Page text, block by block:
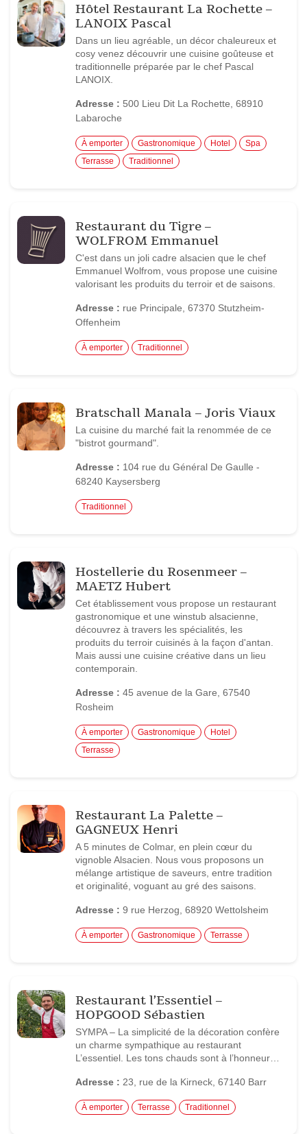
Hôtel Restaurant La Rochette –
LANOIX Pascal
Dans un lieu agréable, un décor chaleureux et
cosy venez découvrir une cuisine goûteuse et
traditionnelle préparée par le chef Pascal
LANOIX.
Adresse : 500 Lieu Dit La Rochette, 68910
Labaroche
À emporter Gastronomique Hotel
Spa
Terrasse
Traditionnel
Restaurant du Tigre –
WOLFROM Emmanuel
C'est dans un joli cadre alsacien que le chef
Emmanuel Wolfrom, vous propose une cuisine
valorisant les produits du terroir et de saisons.
Adresse : rue Principale, 67370 Stutzheim-
Offenheim
À emporter Traditionnel
Bratschall Manala – Joris Viaux
La cuisine du marché fait la renommée de ce
"bistrot gourmand".
Adresse : 104 rue du Général De Gaulle -
68240 Kaysersberg
Traditionnel
Hostellerie du Rosenmeer –
MAETZ Hubert
Cet établissement vous propose un restaurant
gastronomique et une winstub alsacienne,
découvrez à travers les spécialités, les
produits du terroir cuisinés à la façon d'antan.
Mais aussi une cuisine créative dans un lieu
contemporain.
Adresse : 45 avenue de la Gare, 67540
Rosheim
À emporter Gastronomique
Hotel
Terrasse
Restaurant La Palette –
GAGNEUX Henri
A 5 minutes de Colmar, en plein cœur du
vignoble Alsacien. Nous vous proposons un
mélange artistique de saveurs, entre tradition
et originalité, voguant au gré des saisons.
Adresse : 9 rue Herzog, 68920 Wettolsheim
À emporter Gastronomique Terrasse
Restaurant l’Essentiel –
HOPGOOD Sébastien
SYMPA – La simplicité de la décoration confère
un charme sympathique au restaurant
L’essentiel. Les tons chauds sont à l’honneur…
Adresse : 23, rue de la Kirneck, 67140 Barr
À emporter Terrasse Traditionnel